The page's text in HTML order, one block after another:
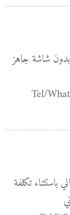
بدون شاشة جاهز
تكلفة